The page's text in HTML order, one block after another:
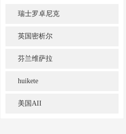
SERVICES
瑞士罗卓尼克
英国密析尔
芬兰维萨拉
huikete
美国AII